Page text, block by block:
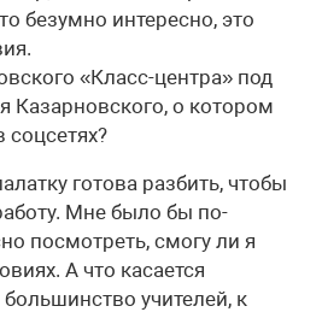
безумно интересно, это
«Класс-центра» под
Казарновского, о котором
готова разбить, чтобы
Мне было бы по-
посмотреть, смогу ли я
А что касается
учителей, к